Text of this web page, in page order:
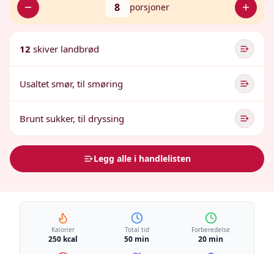
8 porsjoner
12 skiver landbrød
Usaltet smør, til smøring
Brunt sukker, til dryssing
Legg alle i handlelisten
Kalorier
250 kcal
Total tid
50 min
Forberedelse
20 min